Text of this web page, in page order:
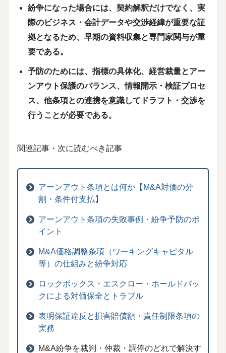
紛争になった場合には、契約解釈だけでなく、実
際のビジネス・会計データや交渉経緯が重要な証
拠となるため、早期の資料収集と専門家関与が重
要である。
予防のためには、指標の具体化、経営裁量とアー
ンアウト保護のバランス、情報開示・検証プロセ
ス、他条項との連携を意識してドラフト・交渉を
行うことが必要である。
関連記事・次に読むべき記事
アーンアウト条項とは何か【M&A対価の分
割・条件付支払】
アーンアウト条項の失敗事例・紛争予防のポ
イント
M&A価格調整条項（ワーキングキャピタル
等）の仕組みと紛争対応
ロックボックス・エスクロー・ホールドバッ
クによる対価保全とトラブル
表明保証違反と損害賠償額・責任制限条項の
実務
M&A紛争を裁判・仲裁・調停のどれで解決す